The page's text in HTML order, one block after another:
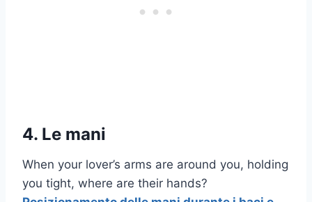
4. Le mani
When your lover’s arms are around you, holding
you tight, where are their hands?